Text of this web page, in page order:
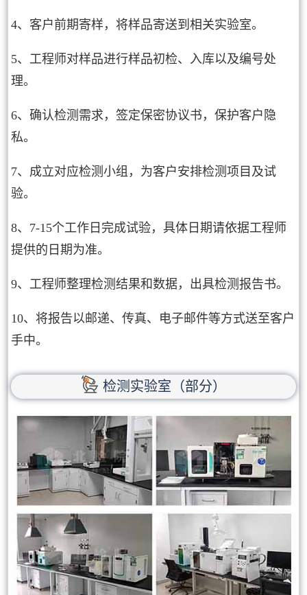
4、客户前期寄样，将样品寄送到相关实验室。
5、工程师对样品进行样品初检、入库以及编号处
理。
6、确认检测需求，签定保密协议书，保护客户隐
私。
7、成立对应检测小组，为客户安排检测项目及试
验。
8、7-15个工作日完成试验，具体日期请依据工程师
提供的日期为准。
9、工程师整理检测结果和数据，出具检测报告书。
10、将报告以邮递、传真、电子邮件等方式送至客户
手中。
检测实验室（部分）